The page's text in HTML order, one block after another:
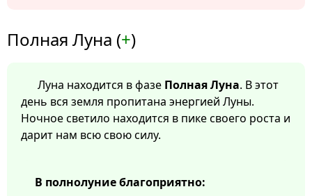
Полная Луна (+)
Луна находится в фазе Полная Луна. В этот
день вся земля пропитана энергией Луны.
Ночное светило находится в пике своего роста и
дарит нам всю свою силу.
В полнолуние благоприятно: